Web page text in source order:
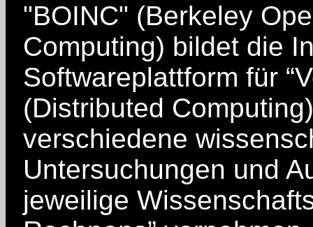
"BOINC" (Berkeley
Computing) bildet die
Softwareplattform für
(Distributed
verschiedene
Untersuchungen und
jeweilige